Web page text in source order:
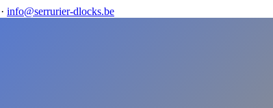
· info@serrurier-dlocks.be